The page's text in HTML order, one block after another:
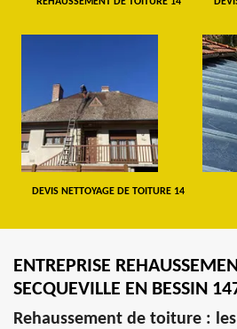
DEVIS NETTOYAGE DE TOITURE 14
ENTREPRISE
SECQUEVILLE EN BESSIN
Rehaussement de toiture :